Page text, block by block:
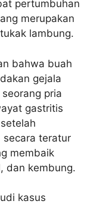
pertumbuhan
merupakan
lambung.
bahwa buah
gejala
pria
gastritis
secara teratur
membaik
dan kembung.
kasus